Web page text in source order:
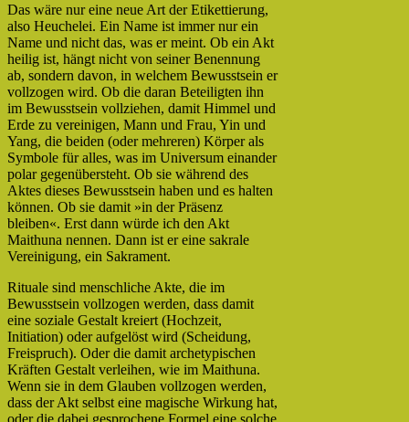
Das wäre nur eine neue Art der Etikettierung,
also Heuchelei. Ein Name ist immer nur ein
Name und nicht das, was er meint. Ob ein Akt
heilig ist, hängt nicht von seiner Benennung
ab, sondern davon, in welchem Bewusstsein er
vollzogen wird. Ob die daran Beteiligten ihn
im Bewusstsein vollziehen, damit Himmel und
Erde zu vereinigen, Mann und Frau, Yin und
Yang, die beiden (oder mehreren) Körper als
Symbole für alles, was im Universum einander
polar gegenübersteht. Ob sie während des
Aktes dieses Bewusstsein haben und es halten
können. Ob sie damit »in der Präsenz
bleiben«. Erst dann würde ich den Akt
Maithuna nennen. Dann ist er eine sakrale
Vereinigung, ein Sakrament.
Rituale sind menschliche Akte, die im
Bewusstsein vollzogen werden, dass damit
eine soziale Gestalt kreiert (Hochzeit,
Initiation) oder aufgelöst wird (Scheidung,
Freispruch). Oder die damit archetypischen
Kräften Gestalt verleihen, wie im Maithuna.
Wenn sie in dem Glauben vollzogen werden,
dass der Akt selbst eine magische Wirkung hat,
oder die dabei gesprochene Formel eine solche